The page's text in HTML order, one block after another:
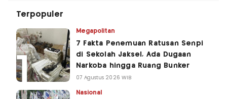
Terpopuler
Megapolitan
7 Fakta Penemuan Ratusan Senpi
di Sekolah Jaksel, Ada Dugaan
Narkoba hingga Ruang Bunker
07 Agustus 2026 WIB
Nasional